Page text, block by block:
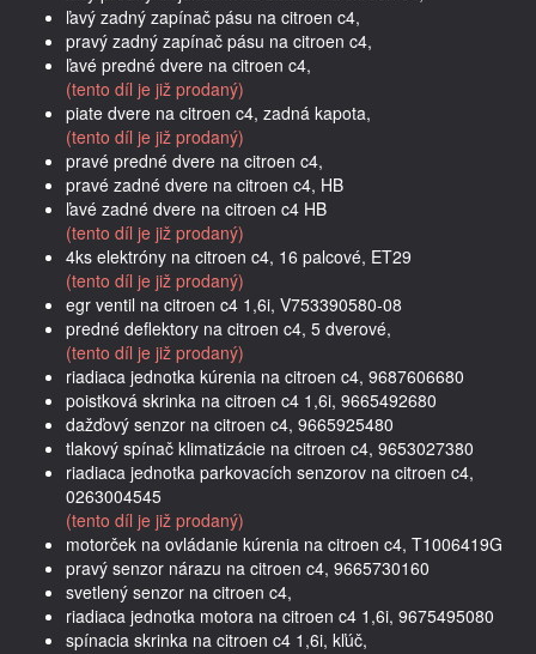
ľavý zadný zapínač pásu na citroen c4,
pravý zadný zapínač pásu na citroen c4,
ľavé predné dvere na citroen c4,
(tento díl je již prodaný)
piate dvere na citroen c4, zadná kapota,
(tento díl je již prodaný)
pravé predné dvere na citroen c4,
pravé zadné dvere na citroen c4, HB
ľavé zadné dvere na citroen c4 HB
(tento díl je již prodaný)
4ks elektróny na citroen c4, 16 palcové, ET29
(tento díl je již prodaný)
egr ventil na citroen c4 1,6i, V753390580-08
predné deflektory na citroen c4, 5 dverové,
(tento díl je již prodaný)
riadiaca jednotka kúrenia na citroen c4, 9687606680
poistková skrinka na citroen c4 1,6i, 9665492680
dažďový senzor na citroen c4, 9665925480
tlakový spínač klimatizácie na citroen c4, 9653027380
riadiaca jednotka parkovacích senzorov na citroen c4,
0263004545
(tento díl je již prodaný)
motorček na ovládanie kúrenia na citroen c4, T1006419G
pravý senzor nárazu na citroen c4, 9665730160
svetlený senzor na citroen c4,
riadiaca jednotka motora na citroen c4 1,6i, 9675495080
spínacia skrinka na citroen c4 1,6i, kľúč,